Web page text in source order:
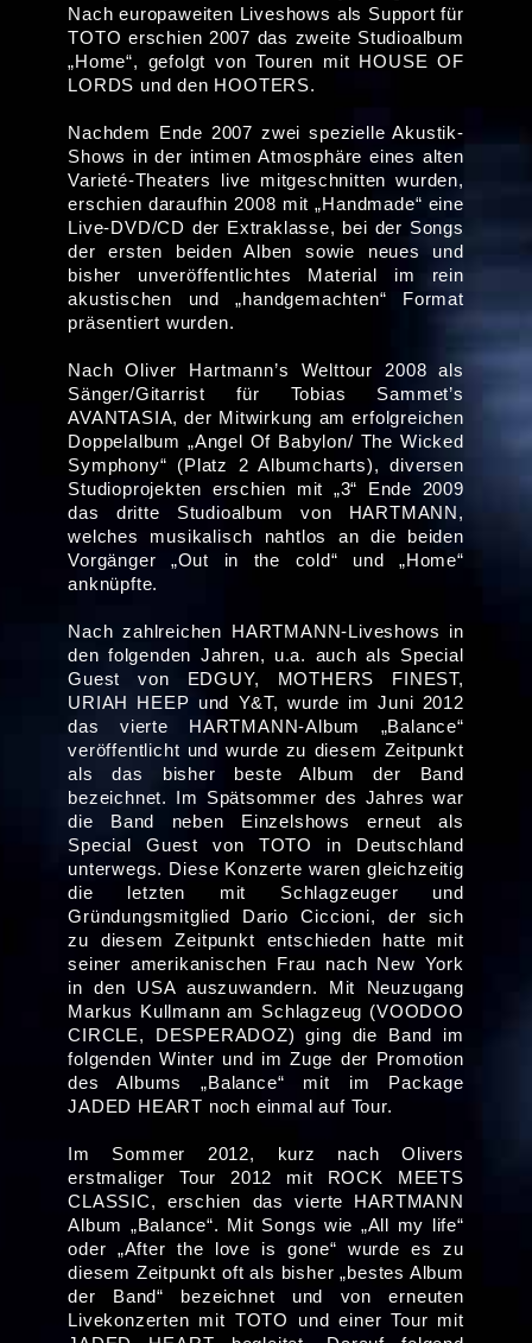
Nach europaweiten Liveshows als Support für
TOTO erschien 2007 das zweite Studioalbum
„Home“, gefolgt von Touren mit HOUSE OF
LORDS und den HOOTERS.
Nachdem Ende 2007 zwei spezielle Akustik-
Shows in der intimen Atmosphäre eines alten
Varieté-Theaters live mitgeschnitten wurden,
erschien daraufhin 2008 mit „Handmade“ eine
Live-DVD/CD der Extraklasse, bei der Songs
der ersten beiden Alben sowie neues und
bisher unveröffentlichtes Material im rein
akustischen und „handgemachten“ Format
präsentiert wurden.
Nach Oliver Hartmann’s Welttour 2008 als
Sänger/Gitarrist für Tobias Sammet’s
AVANTASIA, der Mitwirkung am erfolgreichen
Doppelalbum „Angel Of Babylon/ The Wicked
Symphony“ (Platz 2 Albumcharts), diversen
Studioprojekten erschien mit „3“ Ende 2009
das dritte Studioalbum von HARTMANN,
welches musikalisch nahtlos an die beiden
Vorgänger „Out in the cold“ und „Home“
anknüpfte.
Nach zahlreichen HARTMANN-Liveshows in
den folgenden Jahren, u.a. auch als Special
Guest von EDGUY, MOTHERS FINEST,
URIAH HEEP und Y&T, wurde im Juni 2012
das vierte HARTMANN-Album „Balance“
veröffentlicht und wurde zu diesem Zeitpunkt
als das bisher beste Album der Band
bezeichnet. Im Spätsommer des Jahres war
die Band neben Einzelshows erneut als
Special Guest von TOTO in Deutschland
unterwegs. Diese Konzerte waren gleichzeitig
die letzten mit Schlagzeuger und
Gründungsmitglied Dario Ciccioni, der sich
zu diesem Zeitpunkt entschieden hatte mit
seiner amerikanischen Frau nach New York
in den USA auszuwandern. Mit Neuzugang
Markus Kullmann am Schlagzeug (VOODOO
CIRCLE, DESPERADOZ) ging die Band im
folgenden Winter und im Zuge der Promotion
des Albums „Balance“ mit im Package
JADED HEART noch einmal auf Tour.
Im Sommer 2012, kurz nach Olivers
erstmaliger Tour 2012 mit ROCK MEETS
CLASSIC, erschien das vierte HARTMANN
Album „Balance“. Mit Songs wie „All my life“
oder „After the love is gone“ wurde es zu
diesem Zeitpunkt oft als bisher „bestes Album
der Band“ bezeichnet und von erneuten
Livekonzerten mit TOTO und einer Tour mit